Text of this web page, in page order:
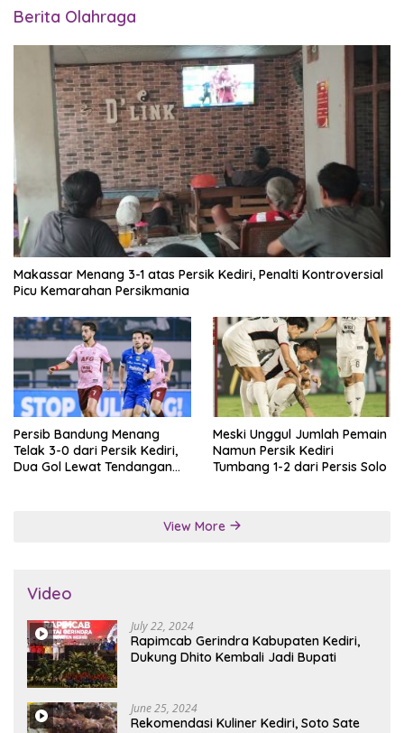
Berita Olahraga
Makassar Menang 3-1 atas Persik Kediri, Penalti Kontroversial
Picu Kemarahan Persikmania
Persib Bandung Menang
Telak 3-0 dari Persik Kediri,
Dua Gol Lewat Tendangan
Meski Unggul Jumlah Pemain
Namun Persik Kediri
Tumbang 1-2 dari Persis Solo
View More
Video
July 22, 2024
Rapimcab Gerindra Kabupaten Kediri,
Dukung Dhito Kembali Jadi Bupati
June 25, 2024
Rekomendasi Kuliner Kediri, Soto Sate